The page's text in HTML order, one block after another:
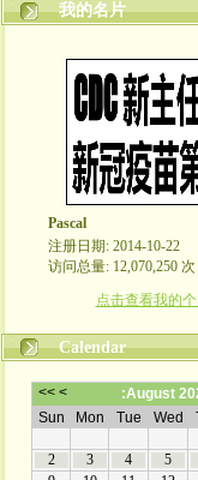
我的名片
Pascal
注册日期: 2014-10-22
访问总量: 12,070,250 次
点击查看我的
Calendar